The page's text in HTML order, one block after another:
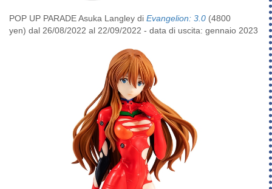
POP UP PARADE Asuka Langley di Evangelion: 3.0 (4800
yen) dal 26/08/2022 al 22/09/2022 - data di uscita: gennaio 2023